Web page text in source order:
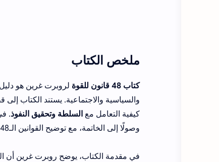
ملخص الكتاب
كتاب 48 قانون للقوة لروبرت غرين هو
والسياسية والاجتماعية. يستند الكتاب
كيفية التعامل مع السلطة وتحقيق النفوذ.
وصولًا إلى الخاتمة، مع توضيح القوانين الـ48 مع أمثلة وشروح وافية.
في مقدمة الكتاب، يوضح روبرت غرين أن